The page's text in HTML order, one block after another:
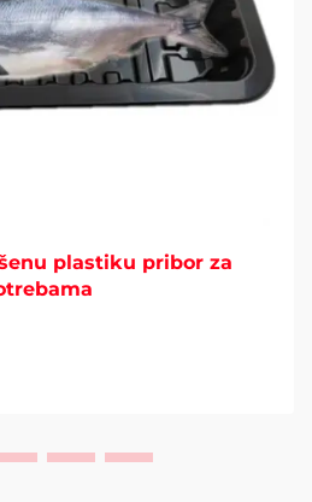
plastiku pribor za